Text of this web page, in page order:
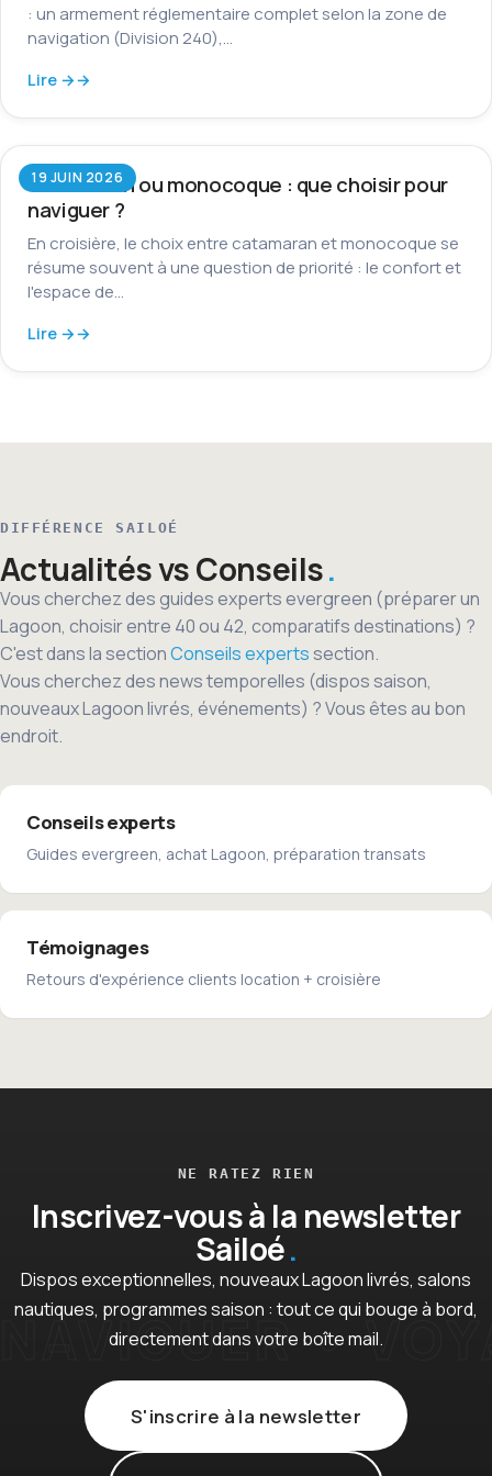
: un armement réglementaire complet selon la zone de
navigation (Division 240),…
Lire →
19 JUIN 2026
Catamaran ou monocoque : que choisir pour
naviguer ?
En croisière, le choix entre catamaran et monocoque se
résume souvent à une question de priorité : le confort et
l'espace de…
Lire →
DIFFÉRENCE SAILOÉ
Actualités vs Conseils
Vous cherchez des guides experts evergreen (préparer un
Lagoon, choisir entre 40 ou 42, comparatifs destinations) ?
C'est dans la sectionConseils expertssection.
Vous cherchez des news temporelles (dispos saison,
nouveaux Lagoon livrés, événements) ? Vous êtes au bon
endroit.
Conseils experts
Guides evergreen, achat Lagoon, préparation transats
Témoignages
Retours d'expérience clients location + croisière
NE RATEZ RIEN
Inscrivez-vous à la newsletter
Sailoé
Dispos exceptionnelles, nouveaux Lagoon livrés, salons
nautiques, programmes saison : tout ce qui bouge à bord,
directement dans votre boîte mail.
S'inscrire à la newsletter